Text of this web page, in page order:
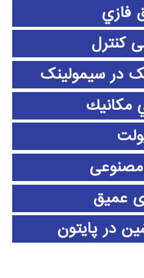
فازي
کنترل
در سیمولینک
مكانيك
عمیق
در پایتون